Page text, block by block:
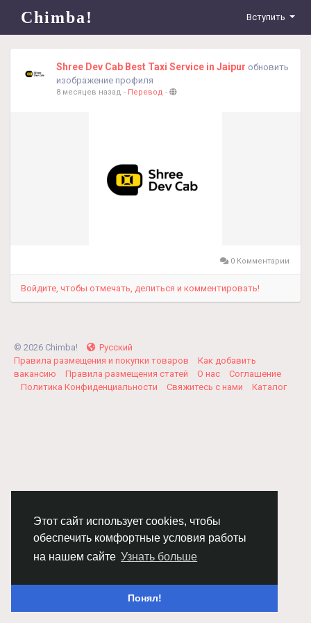
Этот сайт использует cookies, чтобы
обеспечить комфортные условия работы
на нашем сайте Узнать больше
Понял!
Chimba! Вступить
Shree Dev Cab Best Taxi Service in Jaipur обновить
изображение профиля
8 месяцев назад - Перевод -
0 Комментарии
Войдите, чтобы отмечать, делиться и комментировать!
© 2026 Chimba!
Русский
Правила размещения и покупки товаров
Как добавить
вакансию
Правила размещения статей О нас
Соглашение
Политика Конфиденциальности
Свяжитесь с нами Каталог